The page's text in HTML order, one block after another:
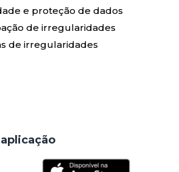
e proteção de dados
de irregularidades
de irregularidades